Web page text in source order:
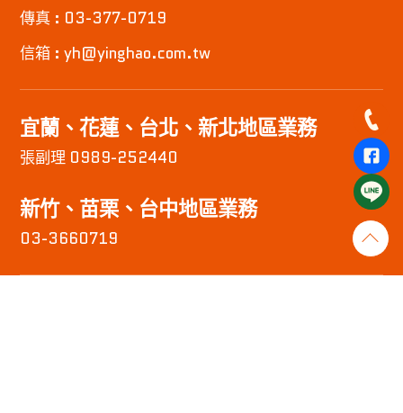
傳真 : 03-377-0719
信箱 : yh@yinghao.com.tw
宜蘭、花蓮、台北、新北地區業務
張副理 0989-252440
新竹、苗栗、台中地區業務
03-3660719